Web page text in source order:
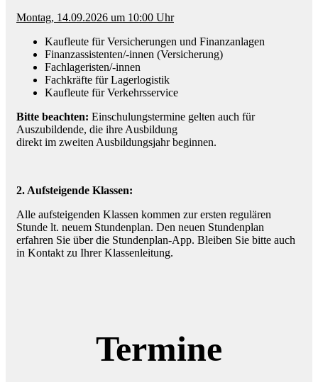
Montag, 14.09.2026 um 10:00 Uhr
Kaufleute für Versicherungen und Finanzanlagen
Finanzassistenten/-innen (Versicherung)
Fachlageristen/-innen
Fachkräfte für Lagerlogistik
Kaufleute für Verkehrsservice
Bitte beachten: Einschulungstermine gelten auch für
Auszubildende, die ihre Ausbildung
direkt im zweiten Ausbildungsjahr beginnen.
2. Aufsteigende Klassen:
Alle aufsteigenden Klassen kommen zur ersten regulären
Stunde lt. neuem Stundenplan. Den neuen Stundenplan
erfahren Sie über die Stundenplan-App. Bleiben Sie bitte auch
in Kontakt zu Ihrer Klassenleitung.
Termine